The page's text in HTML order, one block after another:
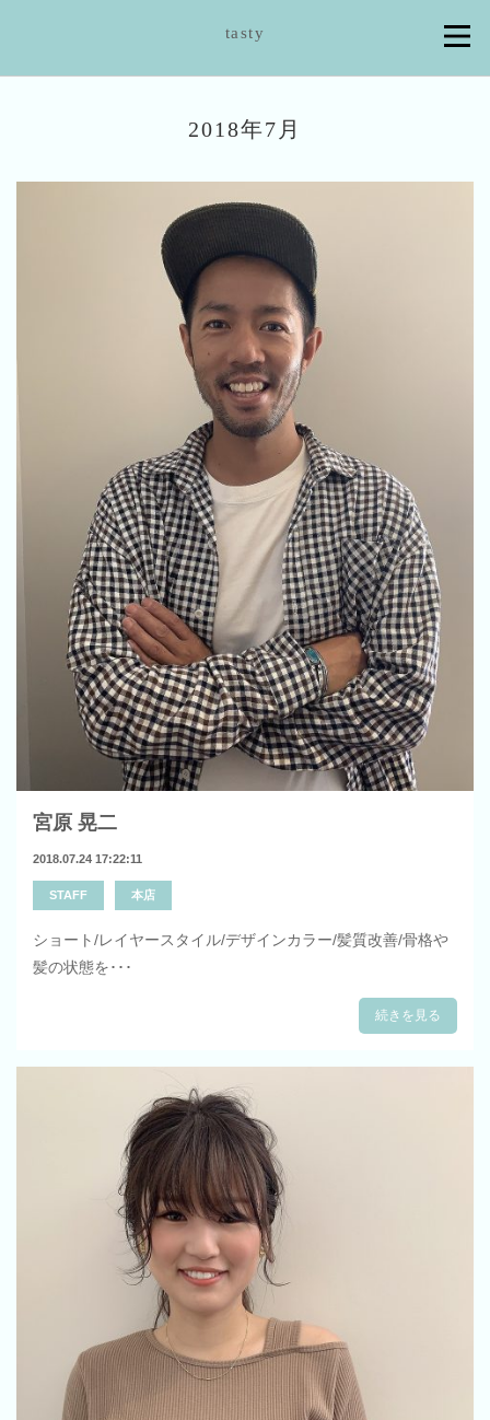
tasty
2018年7月
宮原 晃二
2018.07.24 17:22:11
STAFF 本店
ショート/レイヤースタイル/デザインカラー/髪質改善/骨格や
髪の状態を･･･
続きを見る